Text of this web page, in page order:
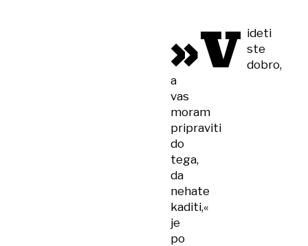
»V ideti
ste
dobro,
a
vas
moram
pripraviti
do
tega,
da
nehate
kaditi,«
je
po
so
tanjše
24
zapora